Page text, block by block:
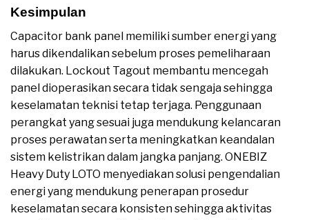
Kesimpulan
Capacitor bank panel memiliki sumber energi yang
harus dikendalikan sebelum proses pemeliharaan
dilakukan. Lockout Tagout membantu mencegah
panel dioperasikan secara tidak sengaja sehingga
keselamatan teknisi tetap terjaga. Penggunaan
perangkat yang sesuai juga mendukung kelancaran
proses perawatan serta meningkatkan keandalan
sistem kelistrikan dalam jangka panjang. ONEBIZ
Heavy Duty LOTO menyediakan solusi pengendalian
energi yang mendukung penerapan prosedur
keselamatan secara konsisten sehingga aktivitas